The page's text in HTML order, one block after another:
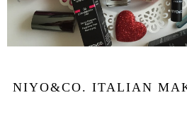
NIYO&CO. ITALIAN